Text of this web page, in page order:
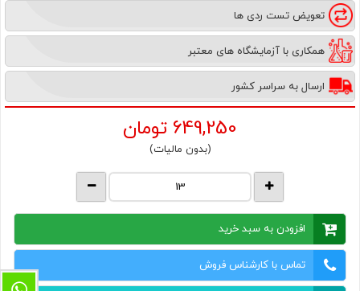
تعویض تست ردی ها
همکاری با آزمایشگاه های معتبر
ارسال به سراسر کشور
649,250 تومان
(بدون مالیات)
افزودن به سبد خرید
تماس با کارشناس فروش